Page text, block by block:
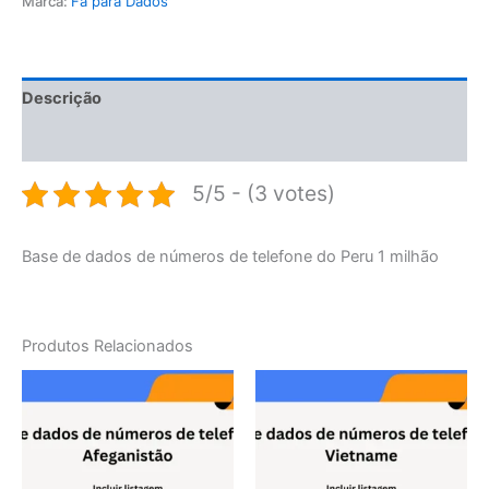
Descrição
5/5 - (3 votes)
Base de dados de números de telefone do Peru 1 milhão
Produtos Relacionados